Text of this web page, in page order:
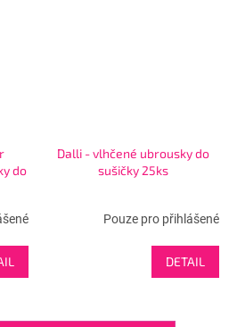
do
Dalli - vlhčené ubrousky do
sušičky 25ks
Pouze pro přihlášené
DETAIL